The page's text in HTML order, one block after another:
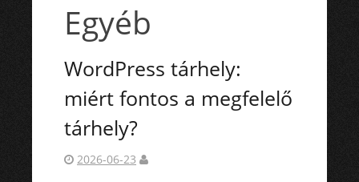
Egyéb
WordPress tárhely:
miért fontos a megfelelő
tárhely?
2026-06-23